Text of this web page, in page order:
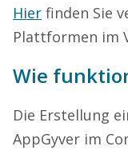
Hier finden Sie
Plattformen im
Wie
Die Erstellung
AppGyver im